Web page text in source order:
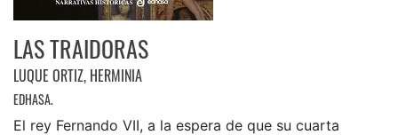
LAS TRAIDORAS
LUQUE ORTIZ, HERMINIA
EDHASA.
El rey Fernando VII, a la espera de que su cuarta